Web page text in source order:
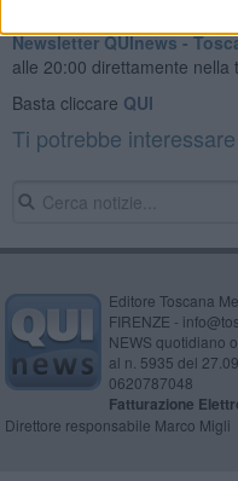
Newsletter QUInews -
alle 20:00 direttamente nella
Basta cliccare QUI
Ti potrebbe
Editore Toscana
FIRENZE -
NEWS quotidiano
al n. 5935 del
0620787048
Fatturazione
Direttore responsabile Marco Migli